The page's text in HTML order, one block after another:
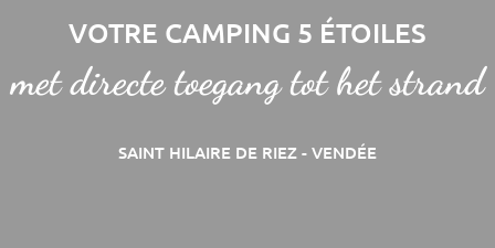
VOTRE CAMPING 5 ÉTOILES
met directe toegang tot het strand
SAINT HILAIRE DE RIEZ - VENDÉE